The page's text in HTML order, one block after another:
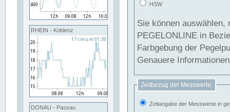
RHEIN - Koblenz
DONAU - Passau
HSW
Sie können
PEGELONLINE in Beziehung
Farbgebung der
Genauere
Zeitbezug der Messwerte:
Zeitangabe der Messwerte in